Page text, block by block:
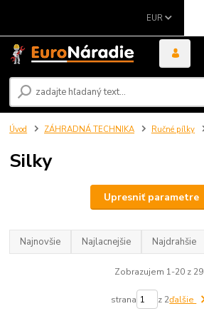
EUR
Úvod ZÁHRADNÁ TECHNIKA Ručné pílky
Silky
Upresniť parametre
Najnovšie Najlacnejšie Najdrahšie
Zobrazujem 1-20 z 29
strana z 2ďalšie